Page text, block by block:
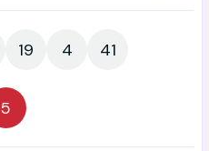
19 4 41
5